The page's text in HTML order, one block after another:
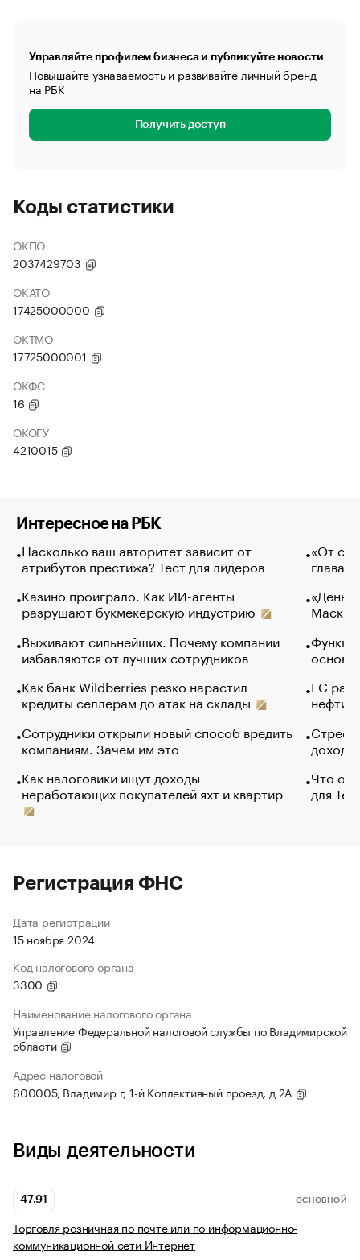
Управляйте профилем бизнеса и публикуйте новости
Повышайте узнаваемость и развивайте личный бренд
на РБК
Получить доступ
Коды статистики
ОКПО
2037429703
ОКАТО
17425000000
ОКТМО
17725000001
ОКФС
16
ОКОГУ
4210015
Интересное на РБК
Насколько ваш авторитет зависит от
атрибутов престижа? Тест для лидеров
Казино проиграло. Как ИИ-агенты
разрушают букмекерскую индустрию
Выживают сильнейших. Почему компании
избавляются от лучших сотрудников
Как банк Wildberries резко нарастил
кредиты селлерам до атак на склады
Сотрудники открыли новый способ вредить
компаниям. Зачем им это
Как налоговики ищут доходы
неработающих покупателей яхт и квартир
«От
глава
Маск в
основ
ЕС
нефти
Что
для
Регистрация ФНС
Дата регистрации
15 ноября 2024
Код налогового органа
3300
Наименование налогового органа
Управление Федеральной налоговой службы по Владимирской
области
Адрес налоговой
600005, Владимир г, 1-й Коллективный проезд, д 2А
Виды деятельности
47.91 ОСНОВНОЙ
Торговля розничная по почте или по информационно-
коммуникационной сети Интернет